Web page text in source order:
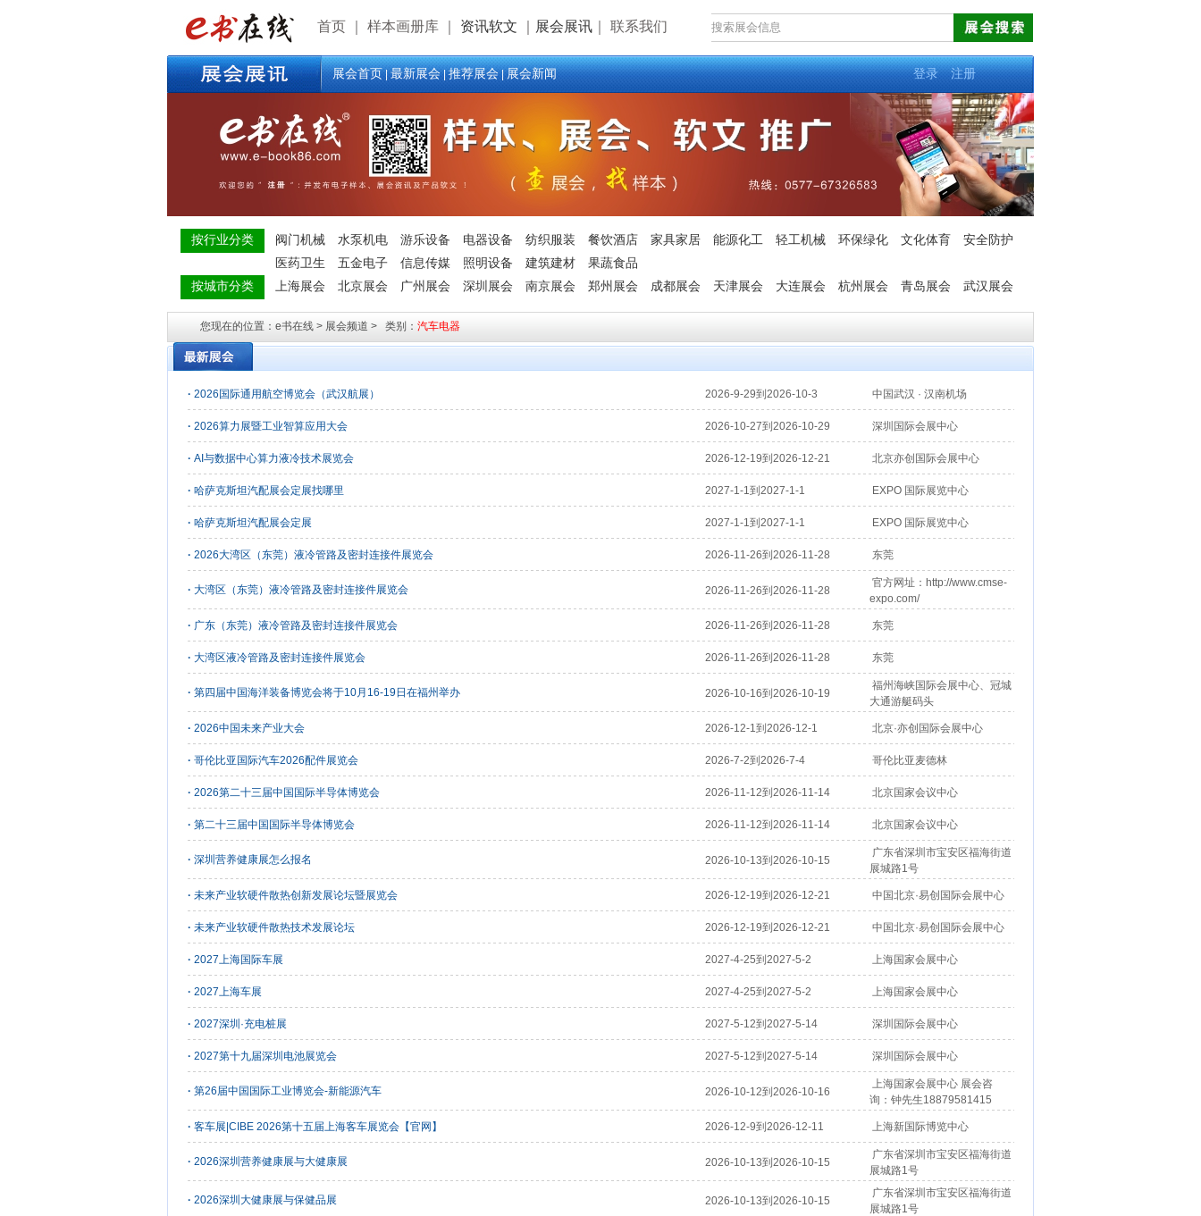
首页 样本画册库 资讯软文 展会展讯 联系我们
展会首页|最新展会|推荐展会|展会新闻 登录 注册
按行业分类 阀门机械 水泵机电 游乐设备 电器设备 纺织服装 餐饮酒店 家具家居 能源化工 轻工机械 环保绿化 文化体育
安全防护
医药卫生
五金电子 信息传媒 照明设备 建筑建材
果蔬食品
按城市分类
上海展会 北京展会 广州展会 深圳展会 南京展会 郑州展会 成都展会 天津展会 大连展会 杭州展会 青岛展会 武汉展会
您现在的位置：e书在线 > 展会频道 > 类别： 汽车电器
· 2026国际通用航空博览会（武汉航展） 2026-9-29到2026-10-3 中国武汉 · 汉南机场
· 2026算力展暨工业智算应用大会 2026-10-27到2026-10-29 深圳国际会展中心
· AI与数据中心算力液冷技术展览会 2026-12-19到2026-12-21 北京亦创国际会展中心
· 哈萨克斯坦汽配展会定展找哪里 2027-1-1到2027-1-1 EXPO 国际展览中心
· 哈萨克斯坦汽配展会定展 2027-1-1到2027-1-1 EXPO 国际展览中心
· 2026大湾区（东莞）液冷管路及密封连接件展览会 2026-11-26到2026-11-28 东莞
· 大湾区（东莞）液冷管路及密封连接件展览会 2026-11-26到2026-11-28
官方网址：http://www.cmse-
expo.com/
· 广东（东莞）液冷管路及密封连接件展览会 2026-11-26到2026-11-28 东莞
· 大湾区液冷管路及密封连接件展览会 2026-11-26到2026-11-28 东莞
· 第四届中国海洋装备博览会将于10月16-19日在福州举办 2026-10-16到2026-10-19
福州海峡国际会展中心、冠城
大通游艇码头
· 2026中国未来产业大会 2026-12-1到2026-12-1 北京·亦创国际会展中心
· 哥伦比亚国际汽车2026配件展览会 2026-7-2到2026-7-4 哥伦比亚麦德林
· 2026第二十三届中国国际半导体博览会 2026-11-12到2026-11-14 北京国家会议中心
· 第二十三届中国国际半导体博览会 2026-11-12到2026-11-14 北京国家会议中心
· 深圳营养健康展怎么报名 2026-10-13到2026-10-15
广东省深圳市宝安区福海街道
展城路1号
· 未来产业软硬件散热创新发展论坛暨展览会 2026-12-19到2026-12-21 中国北京·易创国际会展中心
· 未来产业软硬件散热技术发展论坛 2026-12-19到2026-12-21 中国北京·易创国际会展中心
· 2027上海国际车展 2027-4-25到2027-5-2 上海国家会展中心
· 2027上海车展 2027-4-25到2027-5-2 上海国家会展中心
· 2027深圳·充电桩展 2027-5-12到2027-5-14 深圳国际会展中心
· 2027第十九届深圳电池展览会 2027-5-12到2027-5-14 深圳国际会展中心
· 第26届中国国际工业博览会-新能源汽车 2026-10-12到2026-10-16
上海国家会展中心 展会咨
询：钟先生18879581415
· 客车展|CIBE 2026第十五届上海客车展览会【官网】 2026-12-9到2026-12-11 上海新国际博览中心
· 2026深圳营养健康展与大健康展 2026-10-13到2026-10-15
广东省深圳市宝安区福海街道
展城路1号
· 2026深圳大健康展与保健品展 2026-10-13到2026-10-15
广东省深圳市宝安区福海街道
展城路1号